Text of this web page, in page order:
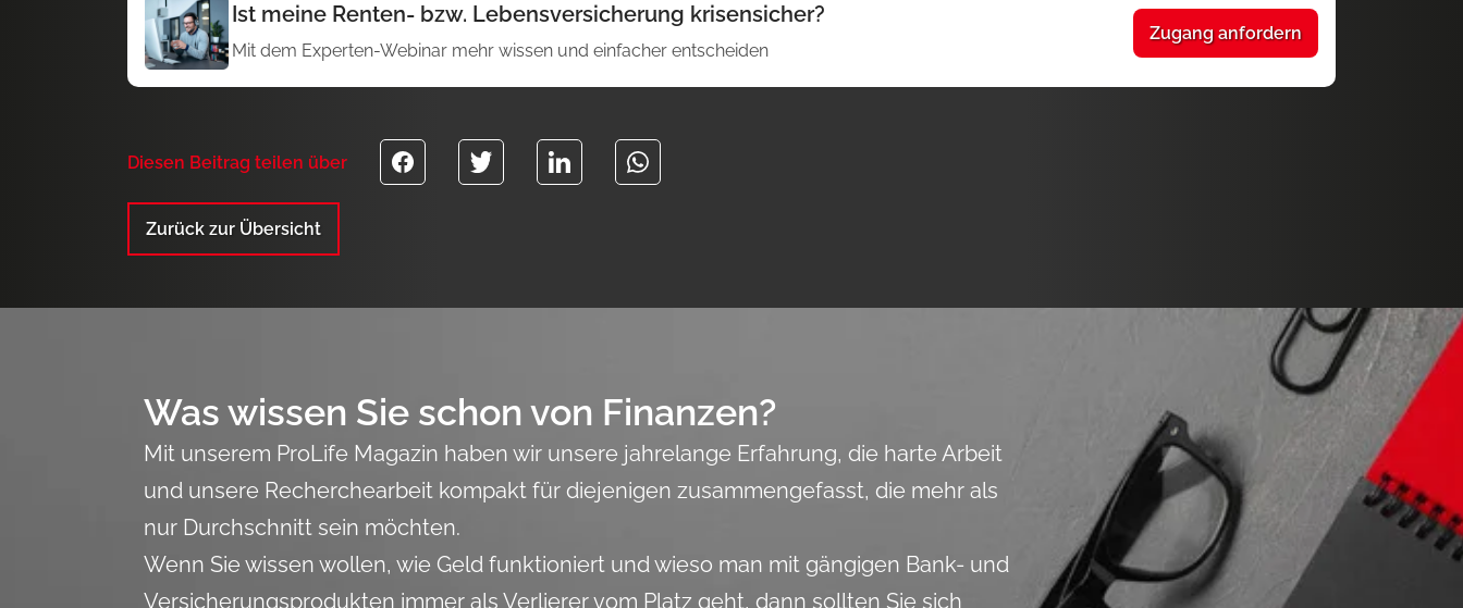
Ist meine Renten- bzw. Lebensversicherung krisensicher?
Mit dem Experten-Webinar mehr wissen und einfacher entscheiden
Zugang anfordern
Diesen Beitrag teilen über
Zurück zur Übersicht
Was wissen Sie schon von Finanzen?
Mit unserem ProLife Magazin haben wir unsere jahrelange Erfahrung, die harte Arbeit
und unsere Recherchearbeit kompakt für diejenigen zusammengefasst, die mehr als
nur Durchschnitt sein möchten.
Wenn Sie wissen wollen, wie Geld funktioniert und wieso man mit gängigen Bank- und
Versicherungsprodukten immer als Verlierer vom Platz geht, dann sollten Sie sich